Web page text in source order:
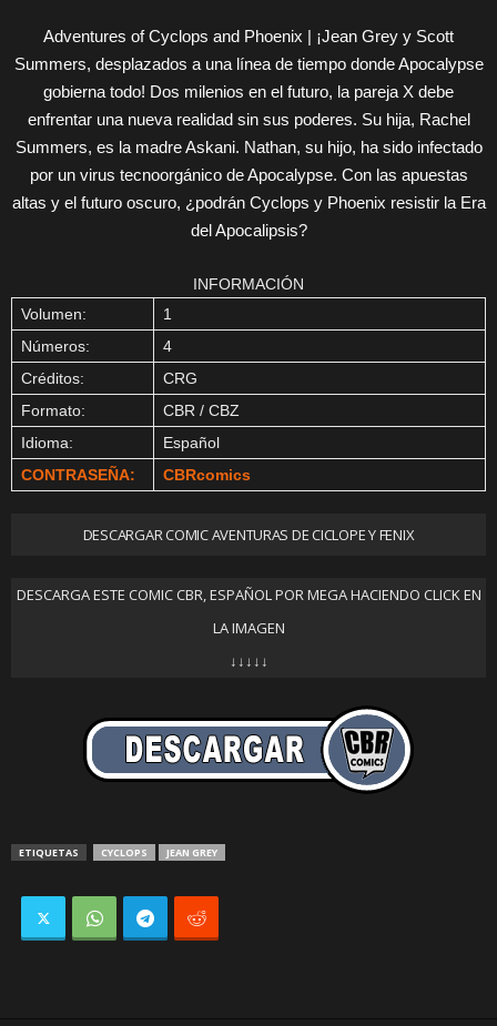
Adventures of Cyclops and Phoenix | ¡Jean Grey y Scott
Summers, desplazados a una línea de tiempo donde Apocalypse
gobierna todo! Dos milenios en el futuro, la pareja X debe
enfrentar una nueva realidad sin sus poderes. Su hija, Rachel
Summers, es la madre Askani. Nathan, su hijo, ha sido infectado
por un virus tecnoorgánico de Apocalypse. Con las apuestas
altas y el futuro oscuro, ¿podrán Cyclops y Phoenix resistir la Era
del Apocalipsis?
INFORMACIÓN
Volumen:
1
Números:
4
Créditos:
CRG
Formato:
CBR / CBZ
Idioma:
Español
CONTRASEÑA:
CBRcomics
DESCARGAR COMIC AVENTURAS DE CICLOPE Y FENIX
DESCARGA ESTE COMIC CBR, ESPAÑOL POR MEGA HACIENDO CLICK EN
LA IMAGEN
↓↓↓↓↓
ETIQUETAS CYCLOPS JEAN GREY